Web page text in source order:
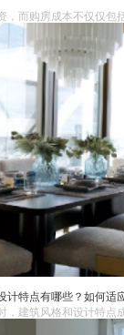
计特点有哪些？如何适